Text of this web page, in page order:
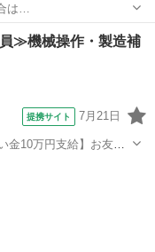
は…
≫機械操作・製造補
提携サイト 7月21日
10万円支給】お友達